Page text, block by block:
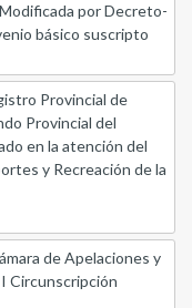
por Decreto-
básico suscripto
Provincial de
Provincial del
en la atención del
y Recreación de la
de Apelaciones y
Circunscripción